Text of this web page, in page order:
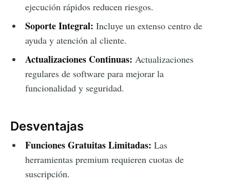
ejecución rápidos reducen riesgos.
Soporte Integral: Incluye un extenso centro de
ayuda y atención al cliente.
Actualizaciones Continuas: Actualizaciones
regulares de software para mejorar la
funcionalidad y seguridad.
Desventajas
Funciones Gratuitas Limitadas: Las
herramientas premium requieren cuotas de
suscripción.